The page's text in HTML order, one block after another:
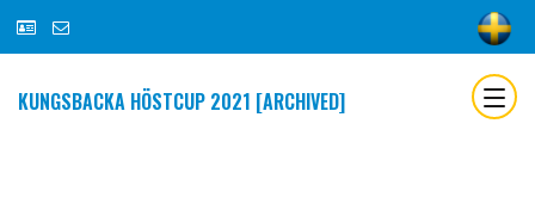
KUNGSBACKA HÖSTCUP 2021 [ARCHIVED]